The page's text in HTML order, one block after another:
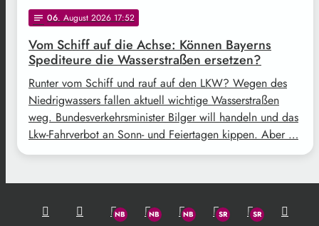
notes 06. August 2026 17:52
Vom Schiff auf die Achse: Können Bayerns
Spediteure die Wasserstraßen ersetzen?
Runter vom Schiff und rauf auf den LKW? Wegen des
Niedrigwassers fallen aktuell wichtige Wasserstraßen
weg. Bundesverkehrsminister Bilger will handeln und das
Lkw-Fahrverbot an Sonn- und Feiertagen kippen. Aber …